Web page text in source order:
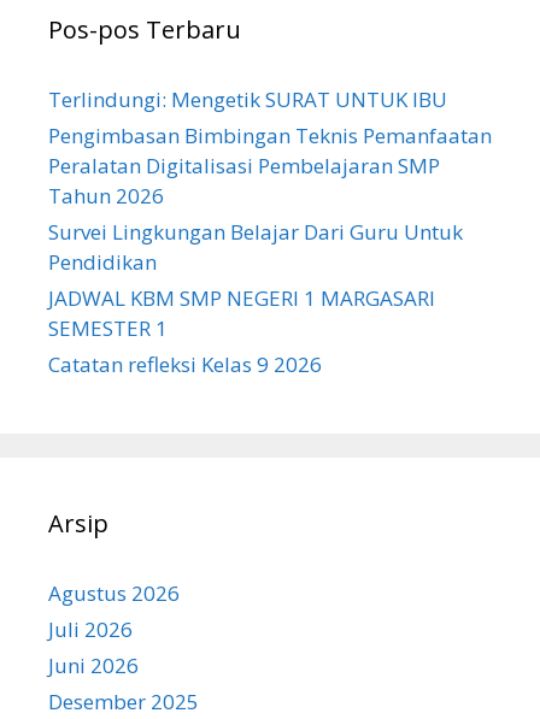
Pos-pos Terbaru
Terlindungi: Mengetik SURAT UNTUK IBU
Pengimbasan Bimbingan Teknis Pemanfaatan
Peralatan Digitalisasi Pembelajaran SMP
Tahun 2026
Survei Lingkungan Belajar Dari Guru Untuk
Pendidikan
JADWAL KBM SMP NEGERI 1 MARGASARI
SEMESTER 1
Catatan refleksi Kelas 9 2026
Arsip
Agustus 2026
Juli 2026
Juni 2026
Desember 2025